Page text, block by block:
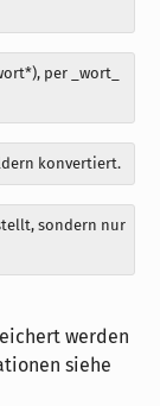
per _wort_
konvertiert.
sondern nur
werden
siehe